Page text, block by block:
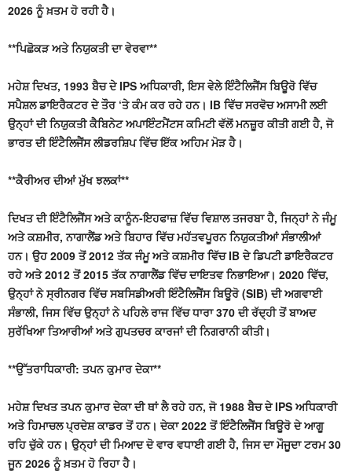
2026 ਨੂੰ ਖ਼ਤਮ ਹੋ ਰਹੀ ਹੈ।
**ਪਿਛੋਕੜ ਅਤੇ ਨਿਯੁਕਤੀ ਦਾ ਵੇਰਵਾ**
ਮਹੇਸ਼ ਦਿਖਤ, 1993 ਬੈਚ ਦੇ IPS ਅਧਿਕਾਰੀ, ਇਸ ਵੇਲੇ ਇੰਟੈਲਿਜੈਂਸ ਬਿਊਰੋ ਵਿੱਚ
ਸਪੈਸ਼ਲ ਡਾਇਰੈਕਟਰ ਦੇ ਤੌਰ ‘ਤੇ ਕੰਮ ਕਰ ਰਹੇ ਹਨ। IB ਵਿੱਚ ਸਰਵੋਚ ਅਸਾਮੀ ਲਈ
ਉਨ੍ਹਾਂ ਦੀ ਨਿਯੁਕਤੀ ਕੈਬਿਨੇਟ ਅਪਾਇੰਟਮੈਂਟਸ ਕਮਿਟੀ ਵੱਲੋਂ ਮਨਜ਼ੂਰ ਕੀਤੀ ਗਈ ਹੈ, ਜੋ
ਭਾਰਤ ਦੀ ਇੰਟੈਲਿਜੈਂਸ ਲੀਡਰਸ਼ਿਪ ਵਿੱਚ ਇੱਕ ਅਹਿਮ ਮੋੜ ਹੈ।
**ਕੈਰੀਅਰ ਦੀਆਂ ਮੁੱਖ ਝਲਕਾਂ**
ਦਿਖਤ ਦੀ ਇੰਟੈਲਿਜੈਂਸ ਅਤੇ ਕਾਨੂੰਨ-ਇਹਫਾਜ਼ ਵਿੱਚ ਵਿਸ਼ਾਲ ਤਜਰਬਾ ਹੈ, ਜਿਨ੍ਹਾਂ ਨੇ ਜੰਮੂ
ਅਤੇ ਕਸ਼ਮੀਰ, ਨਾਗਾਲੈਂਡ ਅਤੇ ਬਿਹਾਰ ਵਿੱਚ ਮਹੱਤਵਪੂਰਨ ਨਿਯੁਕਤੀਆਂ ਸੰਭਾਲੀਆਂ
ਹਨ। ਉਹ 2009 ਤੋਂ 2012 ਤੱਕ ਜੰਮੂ ਅਤੇ ਕਸ਼ਮੀਰ ਵਿੱਚ IB ਦੇ ਡਿਪਟੀ ਡਾਇਰੈਕਟਰ
ਰਹੇ ਅਤੇ 2012 ਤੋਂ 2015 ਤੱਕ ਨਾਗਾਲੈਂਡ ਵਿੱਚ ਦਾਇਤਵ ਨਿਭਾਇਆ। 2020 ਵਿੱਚ,
ਉਨ੍ਹਾਂ ਨੇ ਸ੍ਰੀਨਗਰ ਵਿੱਚ ਸਬਸਿਡੀਅਰੀ ਇੰਟੈਲਿਜੈਂਸ ਬਿਊਰੋ (SIB) ਦੀ ਅਗਵਾਈ
ਸੰਭਾਲੀ, ਜਿਸ ਵਿੱਚ ਉਨ੍ਹਾਂ ਨੇ ਪਹਿਲੇ ਰਾਜ ਵਿੱਚ ਧਾਰਾ 370 ਦੀ ਰੱਦ੍ਹੀ ਤੋਂ ਬਾਅਦ
ਸੁਰੱਖਿਆ ਤਿਆਰੀਆਂ ਅਤੇ ਗੁਪਤਚਰ ਕਾਰਜਾਂ ਦੀ ਨਿਗਰਾਨੀ ਕੀਤੀ।
**ਉੱਤਰਾਧਿਕਾਰੀ: ਤਪਨ ਕੁਮਾਰ ਦੇਕਾ**
ਮਹੇਸ਼ ਦਿਖਤ ਤਪਨ ਕੁਮਾਰ ਦੇਕਾ ਦੀ ਥਾਂ ਲੈ ਰਹੇ ਹਨ, ਜੋ 1988 ਬੈਚ ਦੇ IPS ਅਧਿਕਾਰੀ
ਅਤੇ ਹਿਮਾਚਲ ਪ੍ਰਦੇਸ਼ ਕਾਡਰ ਤੋਂ ਹਨ। ਦੇਕਾ 2022 ਤੋਂ ਇੰਟੈਲਿਜੈਂਸ ਬਿਊਰੋ ਦੇ ਆਗੂ
ਰਹਿ ਚੁੱਕੇ ਹਨ। ਉਨ੍ਹਾਂ ਦੀ ਮਿਆਦ ਦੋ ਵਾਰ ਵਧਾਈ ਗਈ ਹੈ, ਜਿਸ ਦਾ ਮੌਜੂਦਾ ਟਰਮ 30
ਜੂਨ 2026 ਨੂੰ ਖ਼ਤਮ ਹੋ ਰਿਹਾ ਹੈ।